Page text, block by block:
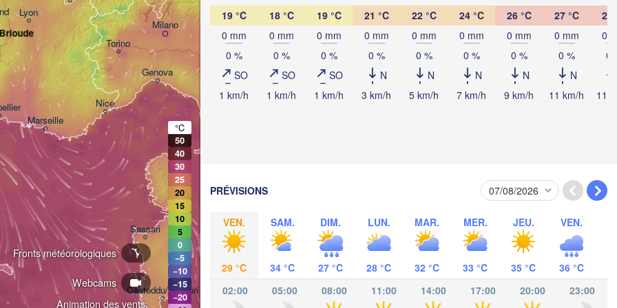
19 °C
0 mm
0 %
SO
1 km/h
18 °C
0 mm
0 %
SO
1 km/h
19 °C
0 mm
0 %
SO
1 km/h
21 °C
0 mm
0 %
N
3 km/h
22 °C
0 mm
0 %
N
5 km/h
24 °C
0 mm
0 %
N
7 km/h
26 °C
0 mm
0 %
N
9 km/h
27 °C
0 mm
0 %
N
11 km/h
28
0
0
11
PRÉVISIONS
VEN.
29 °C
SAM.
34 °C
DIM.
27 °C
LUN.
28 °C
MAR.
32 °C
MER.
33 °C
JEU.
35 °C
VEN.
36 °C
02:00
05:00 08:00 11:00 14:00 17:00 20:00 23:00
Animation des vents:
Webcams
Fronts météorologiques
Milano
Lyon
Marseille
Torino
Genova
Verona
Nice
Sassari
Casteddu/Cagliari
Београд
(Beograd)
Zagreb
Tiranë
Venezia
Sarajevo
Banja Luka
Bologna
SERBIE
CROATIE
BOSNIE-
HERZÉGOVINE
ALBANIE
MACÉDOINE
DU NORD
Napoli
Λάρισα
(Larissa)
GRÈCE
°C
50
40
30
25
20
15
10
5
0
−5
−10
−15
−20